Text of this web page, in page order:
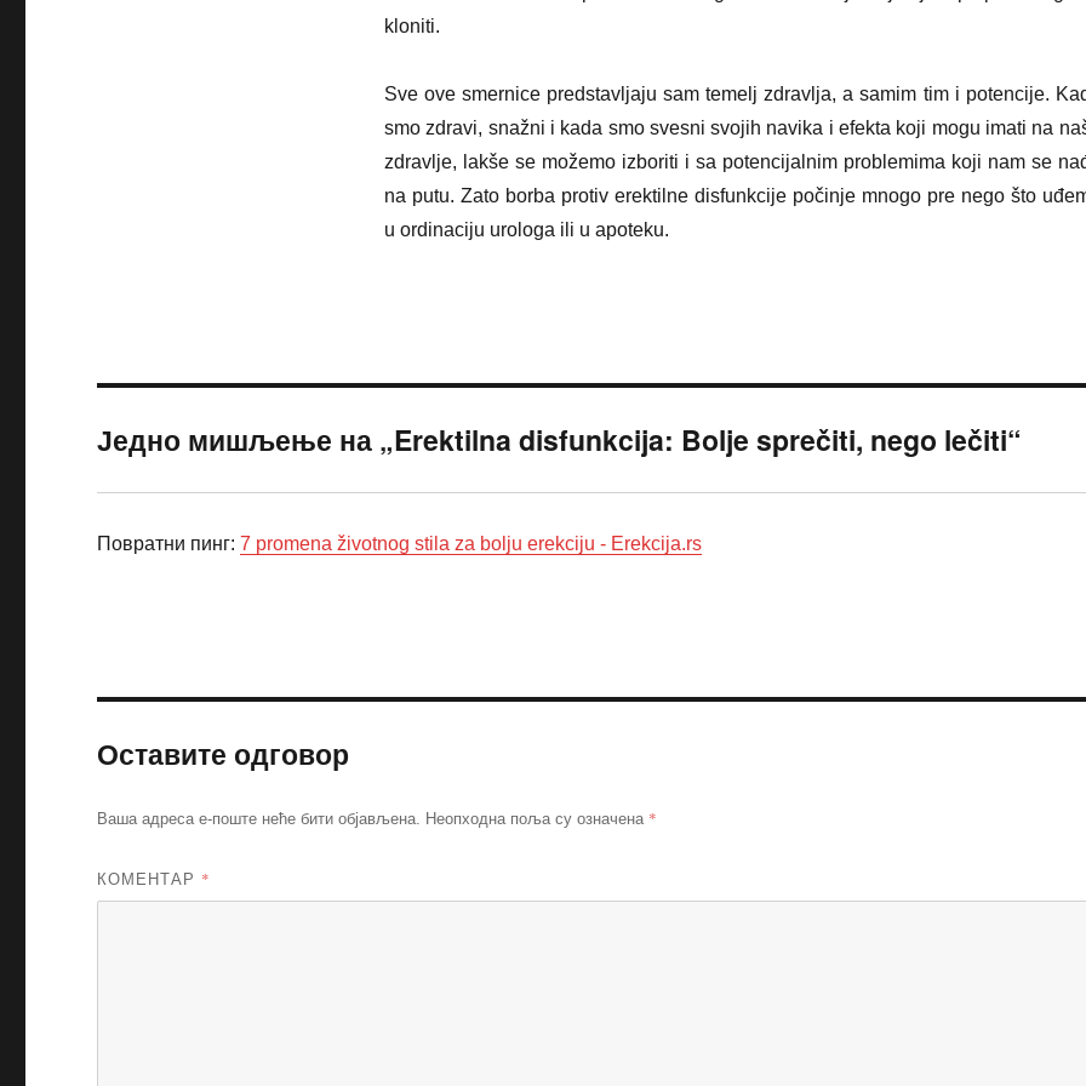
kloniti.
Sve ove smernice predstavljaju sam temelj zdravlja, a samim tim i potencije.
smo zdravi, snažni i kada smo svesni svojih navika i efekta koji mogu imati na
zdravlje, lakše se možemo izboriti i sa potencijalnim problemima koji nam se
na putu. Zato borba protiv erektilne disfunkcije počinje mnogo pre nego što
u ordinaciju urologa ili u apoteku.
Једно мишљење на „Erektilna disfunkcija: Bolje sprečiti, nego lečiti“
Повратни пинг:7 promena životnog stila za bolju erekciju - Erekcija.rs
Оставите одговор
Ваша адреса е-поште неће бити објављена. Неопходна поља су означена *
КОМЕНТАР *